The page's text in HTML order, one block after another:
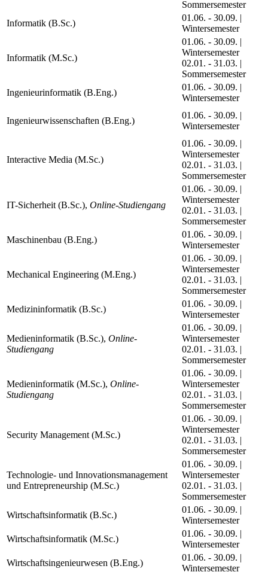
Sommersemester
Informatik (B.Sc.)
01.06. - 30.09. |
Wintersemester
Informatik (M.Sc.)
01.06. - 30.09. |
Wintersemester
02.01. - 31.03. |
Sommersemester
Ingenieurinformatik (B.Eng.)
01.06. - 30.09. |
Wintersemester
Ingenieurwissenschaften (B.Eng.)
01.06. - 30.09. |
Wintersemester
Interactive Media (M.Sc.)
01.06. - 30.09. |
Wintersemester
02.01. - 31.03. |
Sommersemester
IT-Sicherheit (B.Sc.), Online-Studiengang
01.06. - 30.09. |
Wintersemester
02.01. - 31.03. |
Sommersemester
Maschinenbau (B.Eng.)
01.06. - 30.09. |
Wintersemester
Mechanical Engineering (M.Eng.)
01.06. - 30.09. |
Wintersemester
02.01. - 31.03. |
Sommersemester
Medizininformatik (B.Sc.)
01.06. - 30.09. |
Wintersemester
Medieninformatik (B.Sc.), Online-
Studiengang
01.06. - 30.09. |
Wintersemester
02.01. - 31.03. |
Sommersemester
Medieninformatik (M.Sc.), Online-
Studiengang
01.06. - 30.09. |
Wintersemester
02.01. - 31.03. |
Sommersemester
Security Management (M.Sc.)
01.06. - 30.09. |
Wintersemester
02.01. - 31.03. |
Sommersemester
Technologie- und Innovationsmanagement
und Entrepreneurship (M.Sc.)
01.06. - 30.09. |
Wintersemester
02.01. - 31.03. |
Sommersemester
Wirtschaftsinformatik (B.Sc.)
01.06. - 30.09. |
Wintersemester
Wirtschaftsinformatik (M.Sc.)
01.06. - 30.09. |
Wintersemester
Wirtschaftsingenieurwesen (B.Eng.)
01.06. - 30.09. |
Wintersemester